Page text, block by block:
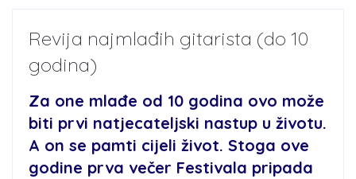
Revija najmlađih gitarista (do 10
godina)
Za one mlađe od 10 godina ovo može
biti prvi natjecateljski nastup u životu.
A on se pamti cijeli život. Stoga ove
godine prva večer Festivala pripada